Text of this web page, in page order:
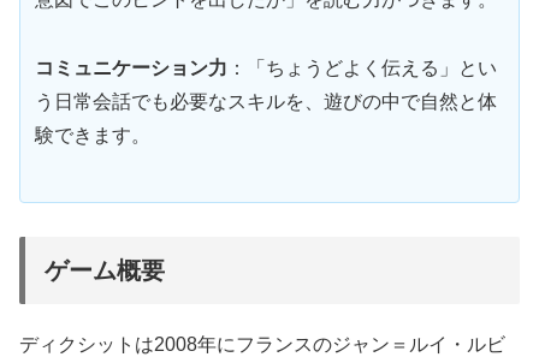
コミュニケーション力 ：「ちょうどよく伝える」とい
う日常会話でも必要なスキルを、遊びの中で自然と体
験できます。
ゲーム概要
ディクシットは2008年にフランスのジャン＝ルイ・ルビ